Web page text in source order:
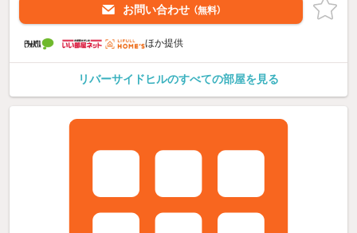
お問い合わせ （無料）
ほか提供
リバーサイドヒルのすべての部屋を見る